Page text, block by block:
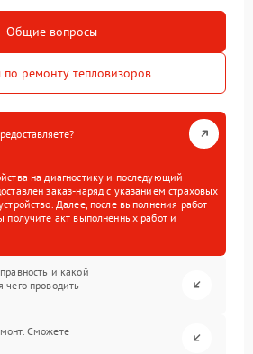
Общие вопросы
ремонту тепловизоров
на диагностику и последующий
заказ-наряд с указанием страховых
Далее, после выполнения работ
получите акт выполненных работ и
и какой
проводить
Сможете